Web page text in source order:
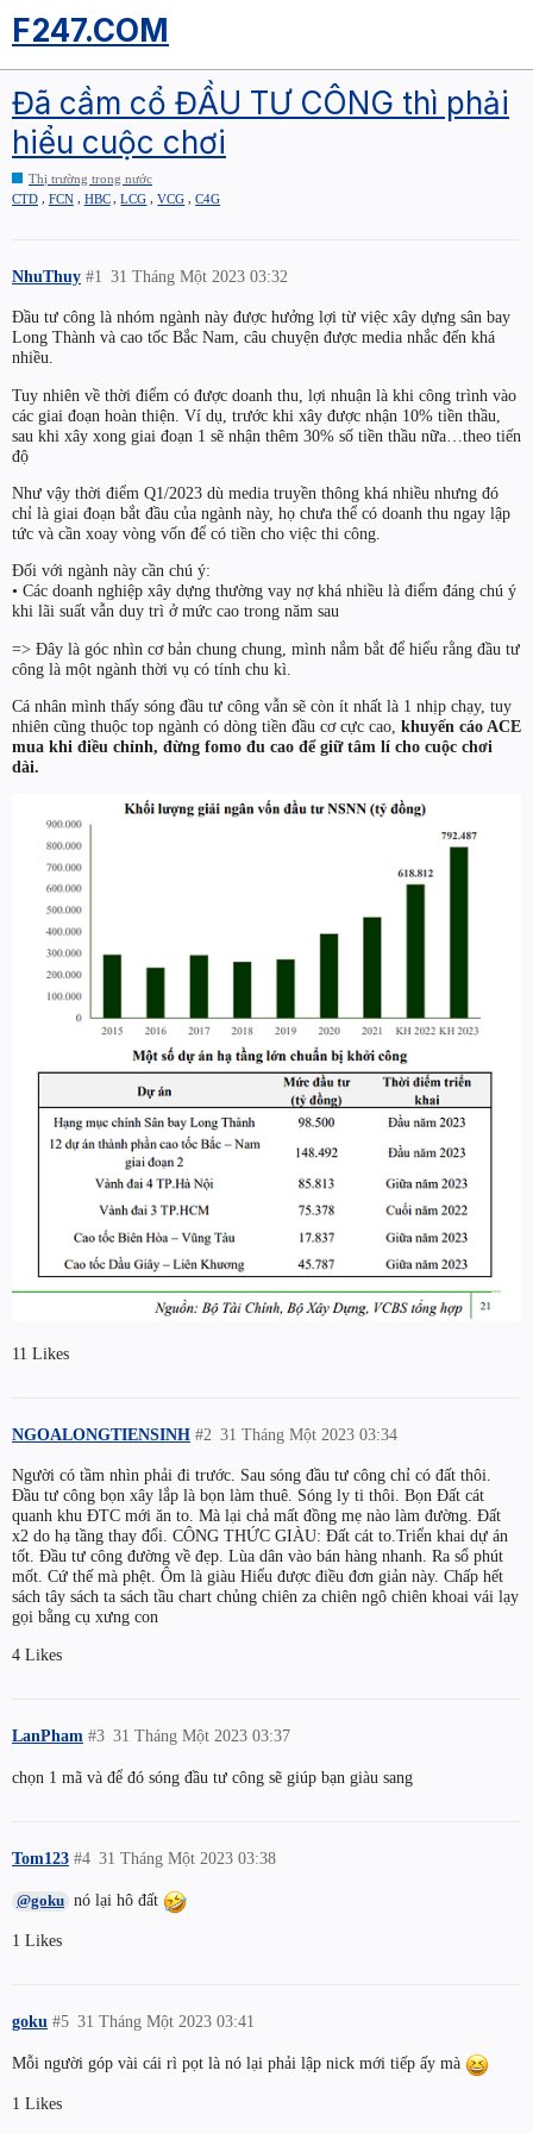
F247.COM
Đã cầm cổ ĐẦU TƯ CÔNG thì phải
hiểu cuộc chơi
Thị trường trong nước
CTD
FCN HBC ,LCG ,VCG ,C4G
NhuThuy 31 Tháng Một 2023 03:32
#1
Đầu tư công là nhóm ngành này được hưởng lợi từ việc xây dựng sân bay
Long Thành và cao tốc Bắc Nam, câu chuyện được media nhắc đến khá
nhiều.
Tuy nhiên về thời điểm có được doanh thu, lợi nhuận là khi công trình vào
các giai đoạn hoàn thiện. Ví dụ, trước khi xây được nhận 10% tiền thầu,
sau khi xây xong giai đoạn 1 sẽ nhận thêm 30% số tiền thầu nữa…theo tiến
độ
Như vậy thời điểm Q1/2023 dù media truyền thông khá nhiều nhưng đó
chỉ là giai đoạn bắt đầu của ngành này, họ chưa thể có doanh thu ngay lập
tức và cần xoay vòng vốn để có tiền cho việc thi công.
Đối với ngành này cần chú ý:
• Các doanh nghiệp xây dựng thường vay nợ khá nhiều là điểm đáng chú ý
khi lãi suất vẫn duy trì ở mức cao trong năm sau
=> Đây là góc nhìn cơ bản chung chung, mình nắm bắt để hiểu rằng đầu tư
công là một ngành thời vụ có tính chu kì.
Cá nhân mình thấy sóng đầu tư công vẫn sẽ còn ít nhất là 1 nhịp chạy, tuy
nhiên cũng thuộc top ngành có dòng tiền đầu cơ cực cao, khuyến cáo ACE
mua khi điều chỉnh, đừng fomo đu cao để giữ tâm lí cho cuộc chơi
dài.
11 Likes
NGOALONGTIENSINH 31 Tháng Một 2023 03:34
#2
Người có tầm nhìn phải đi trước. Sau sóng đầu tư công chỉ có đất thôi.
Đầu tư công bọn xây lắp là bọn làm thuê. Sóng ly ti thôi. Bọn Đất cát
quanh khu ĐTC mới ăn to. Mà lại chả mất đồng mẹ nào làm đường. Đất
x2 do hạ tầng thay đổi. CÔNG THỨC GIÀU: Đất cát to.Triển khai dự án
tốt. Đầu tư công đường về đẹp. Lùa dân vào bán hàng nhanh. Ra sổ phút
mốt. Cứ thế mà phệt. Ôm là giàu Hiểu được điều đơn giản này. Chấp hết
sách tây sách ta sách tầu chart chủng chiên za chiên ngô chiên khoai vái lạy
gọi bằng cụ xưng con
4 Likes
LanPham 31 Tháng Một 2023 03:37
#3
chọn 1 mã và để đó sóng đầu tư công sẽ giúp bạn giàu sang
Tom123 31 Tháng Một 2023 03:38
#4
@goku nó lại hô đất
1 Likes
goku 31 Tháng Một 2023 03:41
#5
Mỗi người góp vài cái rì pọt là nó lại phải lập nick mới tiếp ấy mà
1 Likes